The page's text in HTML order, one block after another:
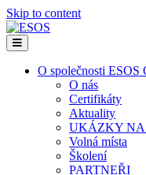
Skip to content
Menu
O společnosti ESOS
O nás
Certifikáty
Aktuality
UKÁZKY
Volná místa
Školení
PARTNEŘI